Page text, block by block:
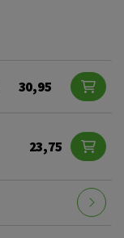
30,95
23,75